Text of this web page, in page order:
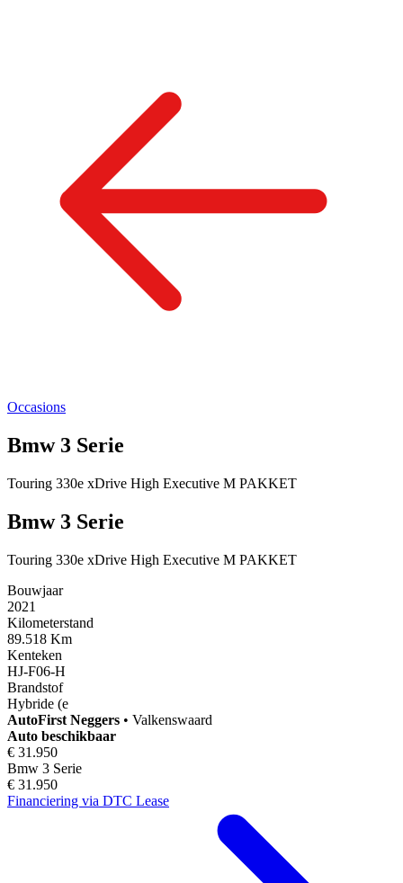
Occasions
Bmw 3 Serie
Touring 330e xDrive High Executive M PAKKET
Bmw 3 Serie
Touring 330e xDrive High Executive M PAKKET
Bouwjaar
2021
Kilometerstand
89.518 Km
Kenteken
HJ-F06-H
Brandstof
Hybride (e
AutoFirst Neggers • Valkenswaard
Auto beschikbaar
€ 31.950
Bmw 3 Serie
€ 31.950
Financiering via DTC Lease